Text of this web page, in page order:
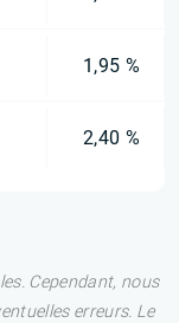
1,95 %
2,40 %
Cependant, nous
erreurs. Le